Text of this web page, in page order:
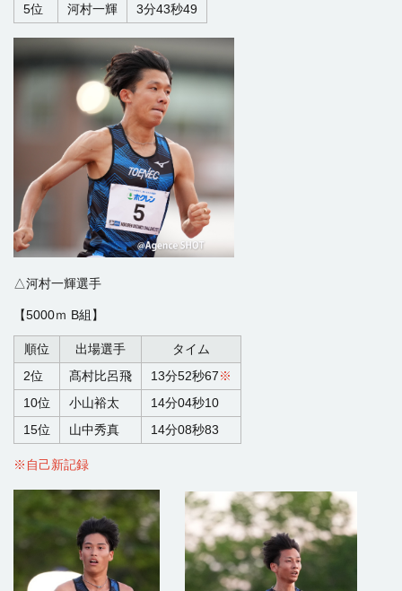
5位
河村一輝 3分43秒49
△河村一輝選手
【5000ｍ B組】
順位 出場選手
タイム
2位
髙村比呂飛 13分52秒67※
10位
小山裕太
14分04秒10
15位
山中秀真 14分08秒83
※自己新記録